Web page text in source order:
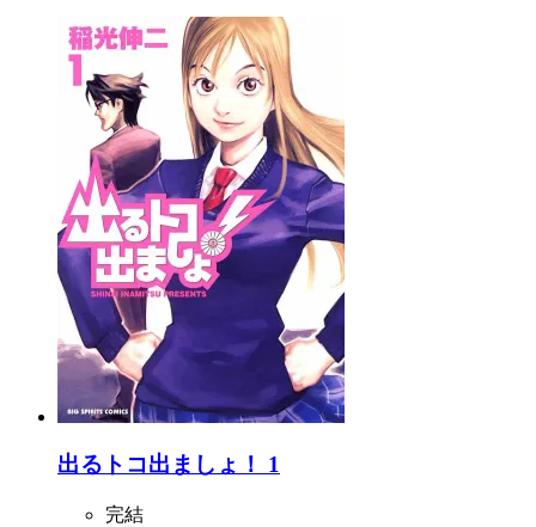
出るトコ出ましょ！ 1
完結